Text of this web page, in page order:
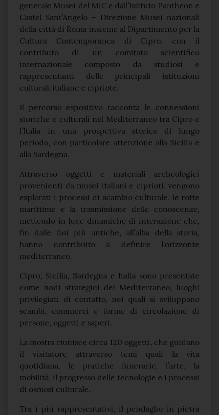
generale Musei del MiC e dall’Istituto Pantheon e
Castel Sant’Angelo – Direzione Musei nazionali
della città di Roma insieme al Dipartimento per la
Cultura Contemporanea di Cipro, con il
contributo di un comitato scientifico
internazionale composto da studiosi e
rappresentanti delle principali istituzioni
culturali italiane e cipriote.
Il percorso espositivo racconta le connessioni
storiche e culturali nel Mediterraneo tra Cipro e
l’Italia in una prospettiva storica di lungo
periodo, con particolare attenzione alla Sicilia e
alla Sardegna.
Attraverso oggetti e materiali archeologici
provenienti da musei italiani e ciprioti, vengono
esplorati i processi di scambio culturale, le rotte
marittime e la trasmissione delle conoscenze,
mettendo in luce dinamiche di interazione che,
fin dalle fasi più antiche, all’alba della storia,
hanno contribuito a definire l'orizzonte
mediterraneo.
Cipro, Sicilia, Sardegna e Italia sono presentate
come nodi strategici del Mediterraneo, luoghi
privilegiati di contatto, nei quali si sviluppano
scambi, commerci e forme di circolazione di
persone, oggetti e saperi.
La mostra riunisce circa 120 oggetti, che guidano
il visitatore attraverso temi quali la vita
quotidiana, le pratiche funerarie, l’arte, la
mobilità, il progresso delle tecnologie e i processi
di osmosi culturale.
Tra i più rappresentativi, il pendaglio in pietra